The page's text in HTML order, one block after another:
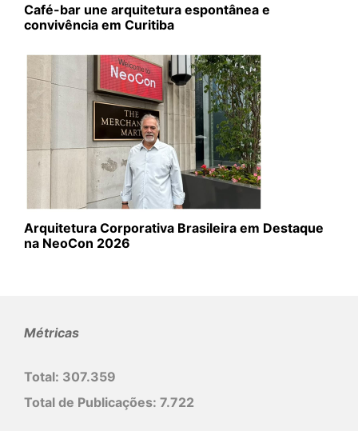
Café-bar une arquitetura espontânea e
convivência em Curitiba
Arquitetura Corporativa Brasileira em Destaque
na NeoCon 2026
Métricas
Total: 307.359
Total de Publicações: 7.722